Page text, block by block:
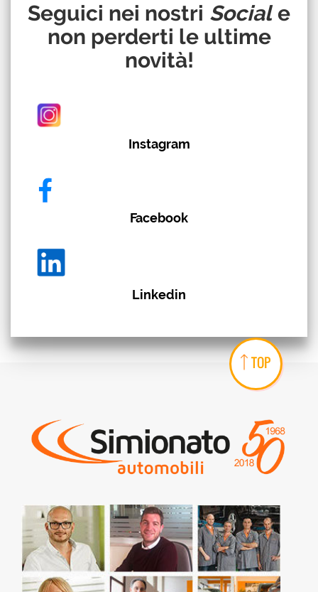
Seguici nei nostri Social e
non perderti le ultime
novità!
Instagram
Facebook
Linkedin
TOP